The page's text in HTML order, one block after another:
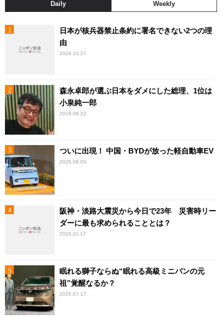
Daily Weekly
日本が核兵器禁止条約に署名できない2つの理
由
2020.10.27
森永卓郎が選ぶ日本をダメにした総理、1位は
小泉純一郎
2018.08.22
ついに出現！ 中国・BYDが放った軽自動車EV
2026.08.03
阪神・淡路大震災から今日で23年 災害時リー
ダーに最も求められることとは？
2018.01.17
眠れる獅子ならぬ“眠れる高級ミニバンの元
祖”覚醒なるか？
2026.07.17